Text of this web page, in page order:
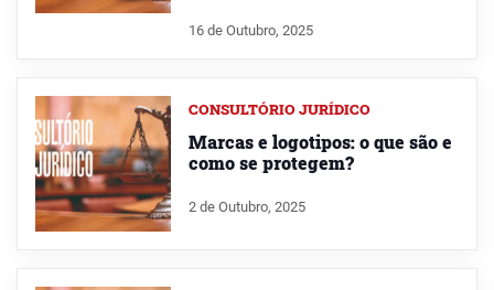
16 de Outubro, 2025
CONSULTÓRIO JURÍDICO
Marcas e logotipos: o que são e
como se protegem?
2 de Outubro, 2025